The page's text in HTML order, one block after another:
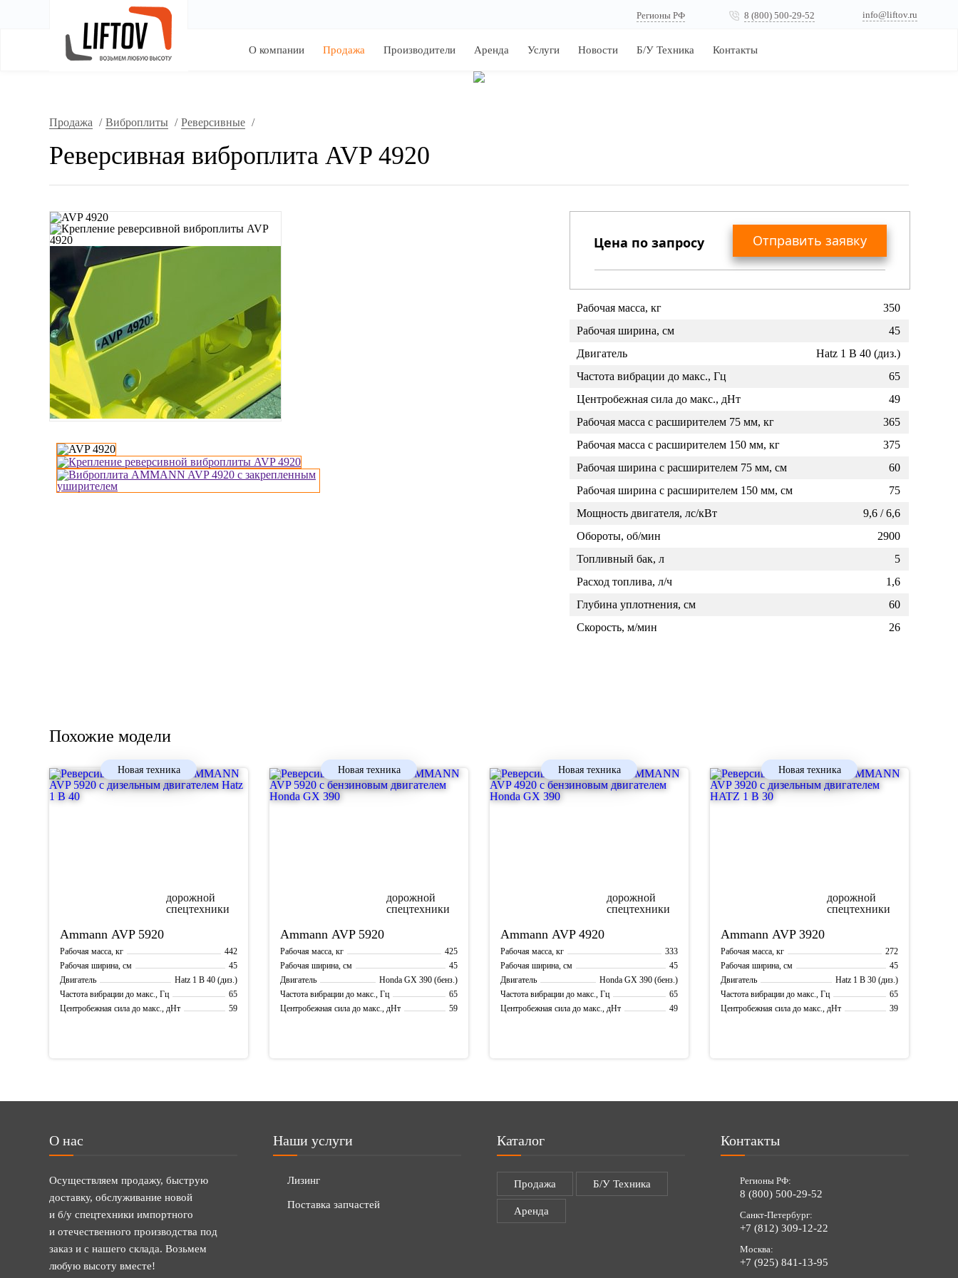
8 (800) 500-29-52
Регионы РФ info@liftov.ru
О компании Продажа Производители Аренда Услуги Новости Б/У Техника Контакты
Продажа / Виброплиты / Реверсивные /
Реверсивная виброплита AVP 4920
Цена по запросу Отправить заявку
Вы получите коммерческое предложение
с актуальными ценами, сроками поставки,
дополнительной информацией по
техники.
Рабочая масса, кг
350
Рабочая ширина, см
45
Двигатель
Hatz 1 B 40 (диз.)
Частота вибрации до макс., Гц
65
Центробежная сила до макс., дНт
49
Рабочая масса с расширителем 75 мм, кг
365
Рабочая масса с расширителем 150 мм, кг
375
Рабочая ширина с расширителем 75 мм, см
60
Рабочая ширина с расширителем 150 мм, см
75
Мощность двигателя, лс/кВт
9,6 / 6,6
Обороты, об/мин
2900
Топливный бак, л
5
Расход топлива, л/ч
1,6
Глубина уплотнения, см
60
Скорость, м/мин
26
Похожие модели
Новая техника
Ammann AVP 5920
Рабочая масса, кг
442
Рабочая ширина, см
45
Двигатель
Hatz 1 B 40 (диз.)
Частота вибрации до макс., Гц
65
Центробежная сила до макс., дНт
59
Новая техника
Ammann AVP 5920
Рабочая масса, кг
425
Рабочая ширина, см
45
Двигатель
Honda GX 390 (бенз.)
Частота вибрации до макс., Гц
65
Центробежная сила до макс., дНт
59
Новая техника
Ammann AVP 4920
Рабочая масса, кг
333
Рабочая ширина, см
45
Двигатель
Honda GX 390 (бенз.)
Частота вибрации до макс., Гц
65
Центробежная сила до макс., дНт
49
Новая техника
Ammann AVP 3920
Рабочая масса, кг
272
Рабочая ширина, см
45
Двигатель
Hatz 1 B 30 (диз.)
Частота вибрации до макс., Гц
65
Центробежная сила до макс., дНт
39
О нас
Осуществляем продажу, быструю
доставку, обслуживание новой
и б/у спецтехники импортного
и отечественного производства под
заказ и с нашего склада. Возьмем
любую высоту вместе!
Наши услуги
Лизинг
Поставка запчастей
Каталог
Продажа Б/У Техника
Аренда
Контакты
Регионы РФ:
8 (800) 500-29-52
Санкт-Петербург:
+7 (812) 309-12-22
Москва:
+7 (925) 841-13-95